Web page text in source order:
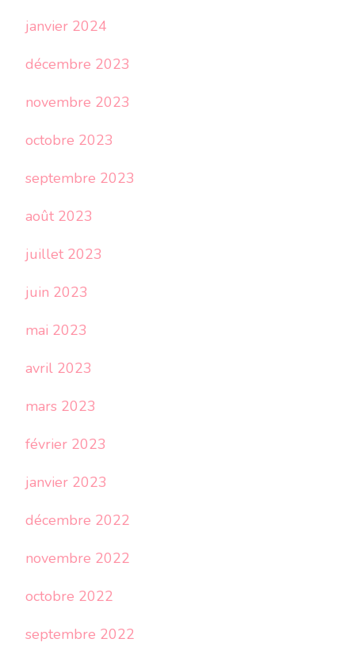
janvier 2024
décembre 2023
novembre 2023
octobre 2023
septembre 2023
août 2023
juillet 2023
juin 2023
mai 2023
avril 2023
mars 2023
février 2023
janvier 2023
décembre 2022
novembre 2022
octobre 2022
septembre 2022